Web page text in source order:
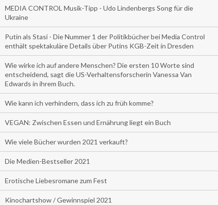
MEDIA CONTROL Musik-Tipp - Udo Lindenbergs Song für die
Ukraine
Putin als Stasi - Die Nummer 1 der Politikbücher bei Media Control
enthält spektakuläre Details über Putins KGB-Zeit in Dresden
Wie wirke ich auf andere Menschen? Die ersten 10 Worte sind
entscheidend, sagt die US-Verhaltensforscherin Vanessa Van
Edwards in ihrem Buch.
Wie kann ich verhindern, dass ich zu früh komme?
VEGAN: Zwischen Essen und Ernährung liegt ein Buch
Wie viele Bücher wurden 2021 verkauft?
Die Medien-Bestseller 2021
Erotische Liebesromane zum Fest
Kinochartshow / Gewinnspiel 2021